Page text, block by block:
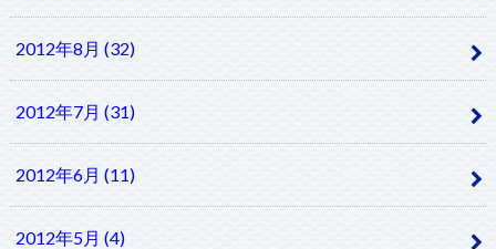
2012年8月 (32)
2012年7月 (31)
2012年6月 (11)
2012年5月 (4)